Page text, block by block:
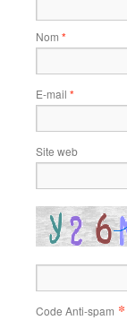
Nom *
E-mail *
Site web
Code Anti-spam *